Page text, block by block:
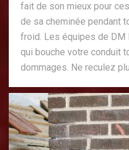
fait de son mieux pour
de sa cheminée pendant
froid. Les équipes de DM
qui bouche votre conduit
dommages. Ne reculez